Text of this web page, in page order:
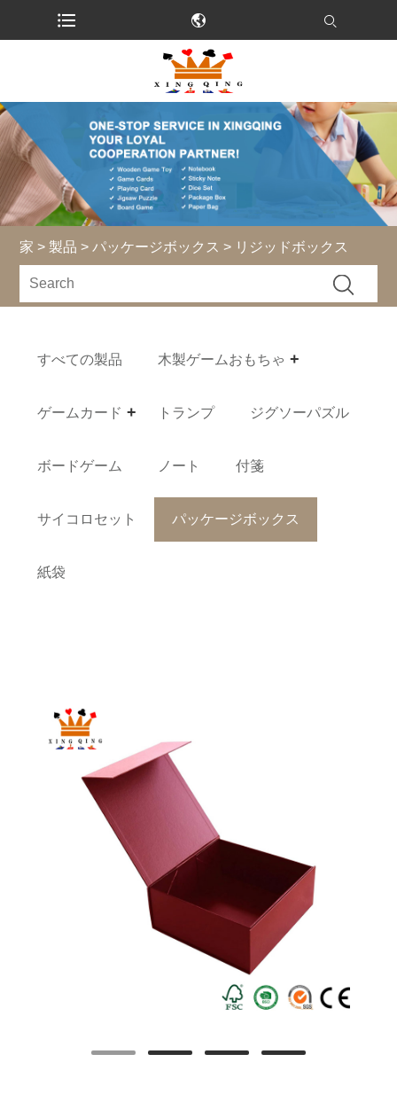
家 > 製品 >パッケージボックス > リジッドボックス
すべての製品 木製ゲームおもちゃ
ゲームカード トランプ ジグソーパズル
ボードゲーム ノート 付箋
サイコロセット パッケージボックス
紙袋